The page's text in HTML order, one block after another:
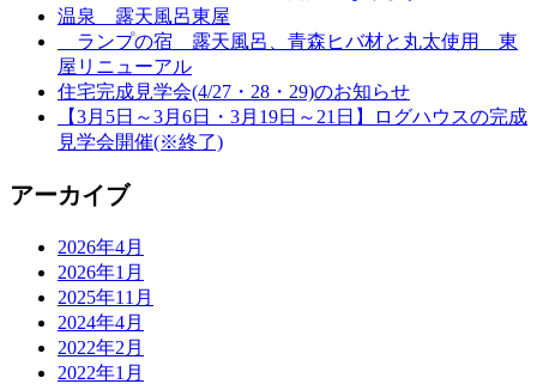
温泉 露天風呂東屋
ランプの宿 露天風呂、青森ヒバ材と丸太使用 東
屋リニューアル
住宅完成見学会(4/27・28・29)のお知らせ
【3月5日～3月6日・3月19日～21日】ログハウスの完成
見学会開催(※終了)
アーカイブ
2026年4月
2026年1月
2025年11月
2024年4月
2022年2月
2022年1月